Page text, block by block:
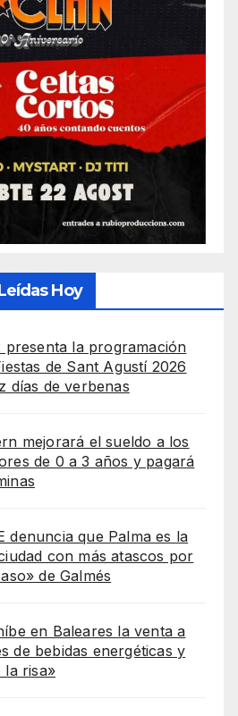
Hoy
presenta la programación
de Sant Agustí 2026
días de verbenas
mejorará el sueldo a los
de 0 a 3 años y pagará
denuncia que Palma es la
con más atascos por
de Galmés
en Baleares la venta a
de bebidas energéticas y
la risa»